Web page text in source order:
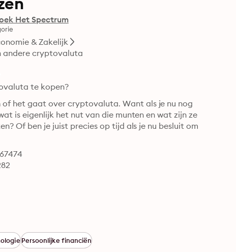
Het Spectrum
& Zakelijk
andere cryptovaluta
te kopen?
het gaat over cryptovaluta. Want als je nu nog
is eigenlijk het nut van die munten en wat zijn ze
Of ben je juist precies op tijd als je nu besluit om
Persoonlijke financiën